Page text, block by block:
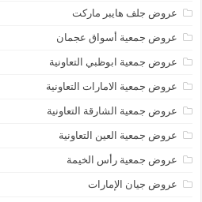
عروض جلف هايبر ماركت
عروض جمعية أسواق عجمان
عروض جمعية ابوظبي التعاونية
عروض جمعية الامارات التعاونية
عروض جمعية الشارقة التعاونية
عروض جمعية العين التعاونية
عروض جمعية رأس الخيمة
عروض جيان الإمارات